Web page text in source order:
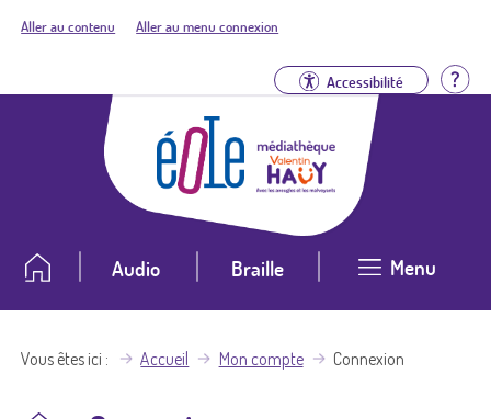
Aller au contenu Aller au menu connexion
Accessibilité
Audio Braille Menu
Vous êtes ici Accueil Mon compte Connexion